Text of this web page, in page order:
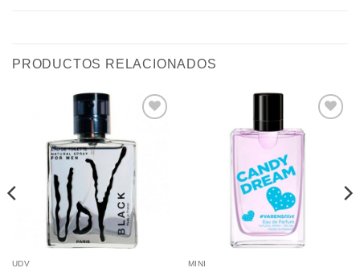
PRODUCTOS RELACIONADOS
UDV MINI